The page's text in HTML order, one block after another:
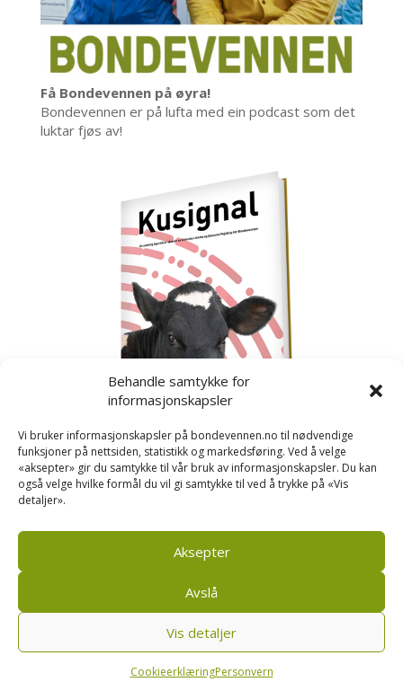
Behandle samtykke for
informasjonskapsler
Vi bruker informasjonskapsler på bondevennen.no til nødvendige
funksjoner på nettsiden, statistikk og markedsføring. Ved å velge
«aksepter» gir du samtykke til vår bruk av informasjonskapsler. Du kan
også velge hvilke formål du vil gi samtykke til ved å trykke på «Vis
detaljer».
Aksepter
Avslå
Vis detaljer
CookieerklæringPersonvern
Få Bondevennen på øyra!
Bondevennen er på lufta med ein podcast som det
luktar fjøs av!
Kusignal
Bondevennen SA, Pb 208, sentrum, 4001 Stavanger
Personvern og cookies regler